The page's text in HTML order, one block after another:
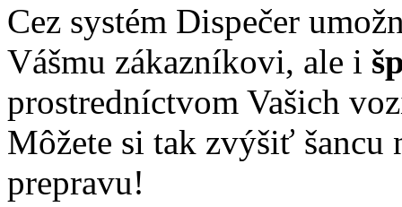
Cez systém Dispečer
Vášmu zákazníkovi, ale i
prostredníctvom Vašich
Môžete si tak zvýšiť šancu
prepravu!